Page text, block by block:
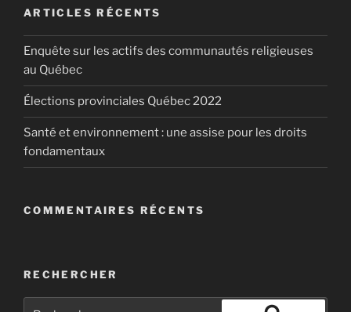
juridiques entourant les procès qui opposent les
Banro à l’auteur Alain Deneault, ses collaborateurs et
les Éditions Écosociété, après la sortie du livre Noir
Barrick Gold
Settlement of Barrick Gold Lawsuit Against the
Authors and the Publisher of Noir Canada October
18, 2011 PDF (11 KB) Barrick Gold Corporation
(“Barrick”), Alain Deneault, Delphine Abadie and
William Sacher (collectively the “Authors”) and Les
ARTICLES RÉCENTS
Enquête sur les actifs des communautés religieuses
au Québec
Élections provinciales Québec 2022
Santé et environnement : une assise pour les droits
fondamentaux
COMMENTAIRES RÉCENTS
RECHERCHER